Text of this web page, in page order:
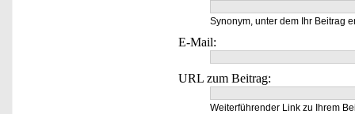
Synonym, unter dem Ihr Beitrag
E-Mail:
URL zum Beitrag:
Weiterführender Link zu Ihrem